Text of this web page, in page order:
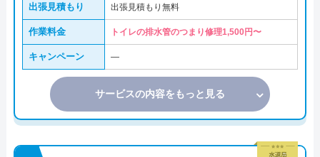
出張見積もり 出張見積もり無料
作業料金 トイレの排水管のつまり修理1,500円〜
キャンペーン ―
サービスの内容をもっと見る